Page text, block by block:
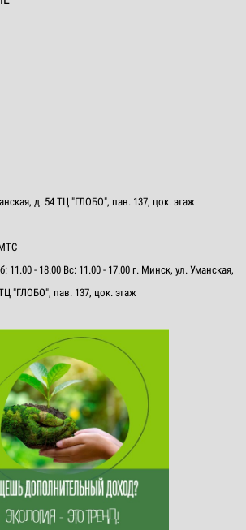
д. 54 ТЦ "ГЛОБО", пав. 137, цок. этаж
11.00 - 18.00 Вс: 11.00 - 17.00 г. Минск, ул. Уманская,
"ГЛОБО", пав. 137, цок. этаж